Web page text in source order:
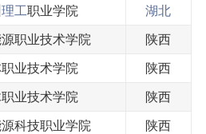
理工职业学院
湖北
职业技术学院
陕西
业技术学院
陕西
业技术学院
陕西
科技职业学院
陕西